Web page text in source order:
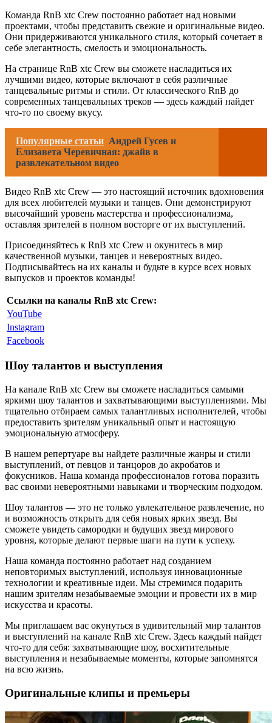
Команда RnB xtc Crew постоянно работает над новыми
проектами, чтобы представить свежие и оригинальные видео.
Они придерживаются уникального стиля, который сочетает в
себе элегантность, смелость и эмоциональность.
На странице RnB xtc Crew вы сможете насладиться их
лучшими видео, которые включают в себя различные
танцевальные ритмы и стили. От классического RnB до
современных танцевальных треков — здесь каждый найдет
что-то по своему вкусу.
Популярные статьи Андрей Гусев и
Елизавета Черевичная: джайв в
развлекательном видео
Видео RnB xtc Crew — это настоящий источник вдохновения
для всех любителей музыки и танцев. Они демонстрируют
высочайший уровень мастерства и профессионализма,
оставляя зрителей в полном восторге от их выступлений.
Присоединяйтесь к RnB xtc Crew и окунитесь в мир
качественной музыки, танцев и невероятных видео.
Подписывайтесь на их каналы и будьте в курсе всех новых
выпусков и проектов команды!
Ссылки на каналы RnB xtc Crew:
YouTube
Instagram
Facebook
Шоу талантов и выступления
На канале RnB xtc Crew вы сможете насладиться самыми
яркими шоу талантов и захватывающими выступлениями. Мы
тщательно отбираем самых талантливых исполнителей, чтобы
предоставить зрителям уникальный опыт и настоящую
эмоциональную атмосферу.
В нашем репертуаре вы найдете различные жанры и стили
выступлений, от певцов и танцоров до акробатов и
фокусников. Наша команда профессионалов готова поразить
вас своими невероятными навыками и творческим подходом.
Шоу талантов — это не только увлекательное развлечение, но
и возможность открыть для себя новых ярких звезд. Вы
сможете увидеть самородки и будущих звезд мирового
уровня, которые делают первые шаги на пути к успеху.
Наша команда постоянно работает над созданием
неповторимых выступлений, используя инновационные
технологии и креативные идеи. Мы стремимся подарить
нашим зрителям незабываемые эмоции и провести их в мир
искусства и красоты.
Мы приглашаем вас окунуться в удивительный мир талантов
и выступлений на канале RnB xtc Crew. Здесь каждый найдет
что-то для себя: захватывающие шоу, восхитительные
выступления и незабываемые моменты, которые запомнятся
на всю жизнь.
Оригинальные клипы и премьеры